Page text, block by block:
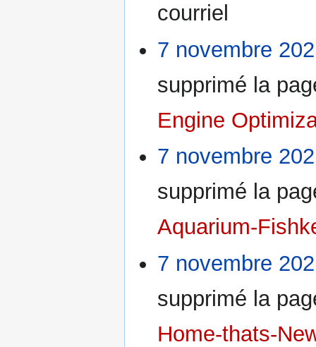
courriel
7 novembre
supprimé la
Engine
7 novembre
supprimé la
Aquarium-
7 novembre
supprimé la
Home-thats-